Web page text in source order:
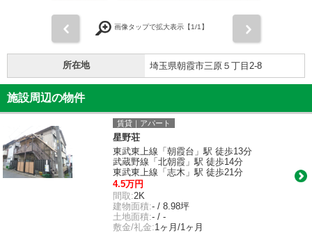
画像タップで拡大表示【1/1】
所在地 埼玉県朝霞市三原５丁目2-8
施設周辺の物件
賃貸｜アパート
星野荘
東武東上線「朝霞台」駅 徒歩13分
武蔵野線「北朝霞」駅 徒歩14分
東武東上線「志木」駅 徒歩21分
4.5万円
間取:2K
建物面積:- / 8.98坪
土地面積:- / -
敷金/礼金:1ヶ月/1ヶ月